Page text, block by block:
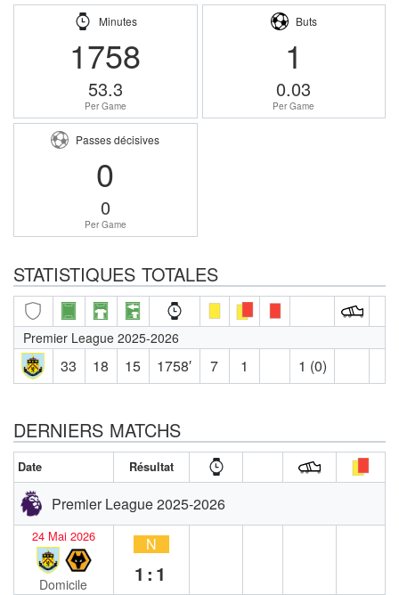
Minutes
1758
53.3
Per Game
Buts
1
0.03
Per Game
Passes décisives
0
0
Per Game
STATISTIQUES TOTALES
Premier League 2025-2026
33 18 15 1758′ 7 1 1 (0)
DERNIERS MATCHS
Date Résultat
Premier League 2025-2026
24 Mai 2026
Domicile
N
1:1